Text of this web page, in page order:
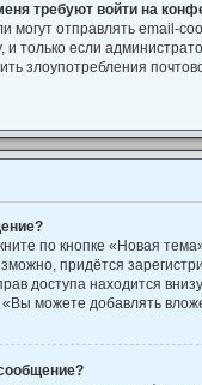
требуют войти на
могут отправлять email-
только если
злоупотребления
по кнопке «Новая
придётся
доступа находится
можете добавлять